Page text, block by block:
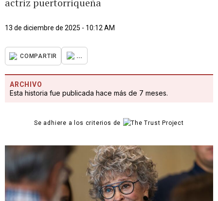
actriz puertorriqueña
13 de diciembre de 2025 - 10:12 AM
COMPARTIR ...
ARCHIVO
Esta historia fue publicada hace más de 7 meses.
Se adhiere a los criterios de